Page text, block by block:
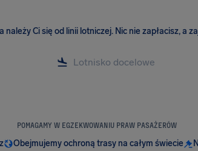
należy Ci się od linii lotniczej. Nic nie zapłacisz, a
POMAGAMY W EGZEKWOWANIU PRAW PASAŻERÓW
Obejmujemy ochroną trasy na całym świecie